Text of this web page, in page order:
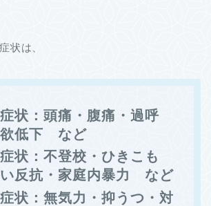
状は、
状：頭痛・腹痛・過呼
欲低下 など
状：不登校・ひきこも
い反抗・家庭内暴力 など
状：無気力・抑うつ・対